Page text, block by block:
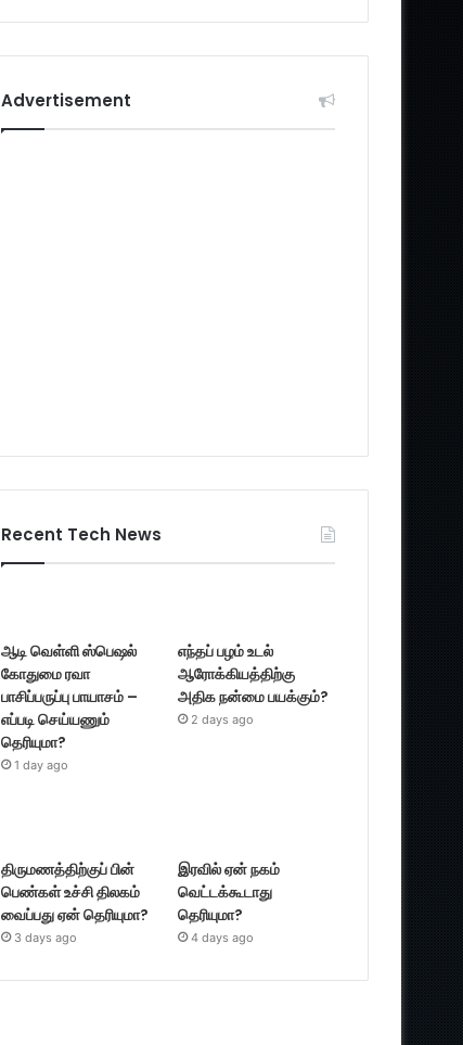
Advertisement
Recent Tech News
ஆடி வெள்ளி ஸ்பெஷல்
கோதுமை ரவா
பாசிப்பருப்பு பாயாசம் –
எப்படி செய்யணும்
தெரியுமா?
1 day ago
எந்தப் பழம் உடல்
ஆரோக்கியத்திற்கு
அதிக நன்மை பயக்கும்?
2 days ago
திருமணத்திற்குப் பின்
பெண்கள் உச்சி திலகம்
வைப்பது ஏன் தெரியுமா?
3 days ago
இரவில் ஏன் நகம்
வெட்டக்கூடாது
தெரியுமா?
4 days ago